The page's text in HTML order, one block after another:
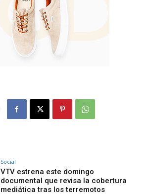
Social
VTV estrena este domingo
documental que revisa la cobertura
mediática tras los terremotos